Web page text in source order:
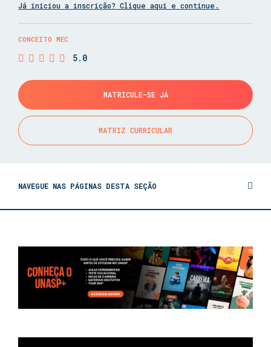
Já iniciou a inscrição? Clique aqui e continue.
CONCEITO MEC
5.0
MATRICULE-SE JÁ
MATRIZ CURRICULAR
NAVEGUE NAS PÁGINAS DESTA SEÇÃO